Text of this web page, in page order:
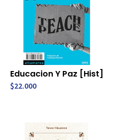
Educacion Y Paz [Hist]
$22.000